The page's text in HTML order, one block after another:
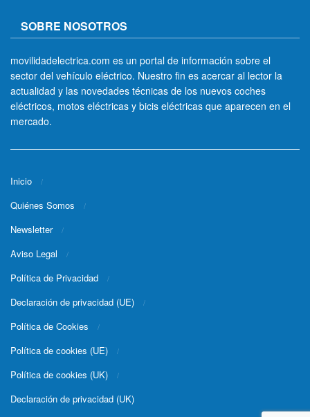
SOBRE NOSOTROS
movilidadelectrica.com es un portal de información sobre el
sector del vehículo eléctrico. Nuestro fin es acercar al lector la
actualidad y las novedades técnicas de los nuevos coches
eléctricos, motos eléctricas y bicis eléctricas que aparecen en el
mercado.
Inicio
Quiénes Somos
Newsletter
Aviso Legal
Política de Privacidad
Declaración de privacidad (UE)
Política de Cookies
Política de cookies (UE)
Política de cookies (UK)
Declaración de privacidad (UK)